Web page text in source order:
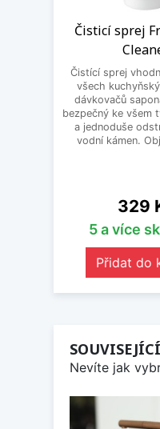
Čisticí sprej
Čistící sprej
všech
dávkovačů
bezpečný ke všem
a jednoduše
vodní kámen.
Cena
329
5 a více
Přidat do
Nevíte jak